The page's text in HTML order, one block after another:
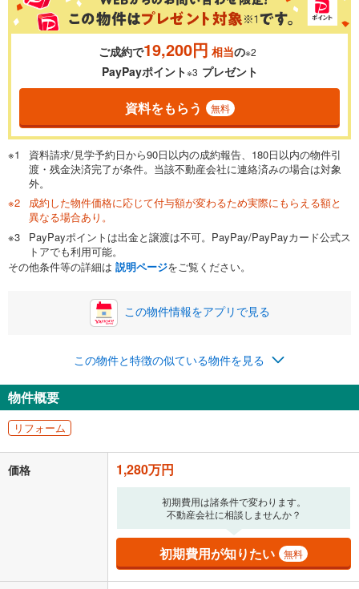
0.01%
一般的には最長35年まで借り入れ可能です。多くの金融機関
が完済時の年齢は80歳までを条件としています。
閉じる
頭金 万円
0万円 1,280万円
自己資金から住宅購入にかけられる金額を入力してくださ
0円
年2回払いを想定しています。毎月の返済額に加えて、ボー
ナス時の増額分（1回分）を入力してください。
ボーナス払いの限度額は金融機関によって異なります。
月々の返済額
上、ご自身での入力をお願いいたします。初期設定で自動入力されてい
る値は、実際の金融機関等における貸出金利とは何ら関係がなく、実際
の金融機関等における貸出金利を何ら保証するものではありません。返
済方法「元利均等返済」にて算出しております。入力された金利を35年
適用した場合の計算結果を表示しています。
ご成約で19,200円 相当の※2
PayPayポイント※3 プレゼント
資料をもらう 無料
資料請求/見学予約日から90日以内の成約報告、180日以内の物件引
渡・残金決済完了が条件。当該不動産会社に連絡済みの場合は対象
外。
成約した物件価格に応じて付与額が変わるため実際にもらえる額と
異なる場合あり。
PayPayポイントは出金と譲渡は不可。PayPay/PayPayカード公式ス
トアでも利用可能。
その他条件等の詳細は 説明ページをご覧ください。
この物件情報をアプリで見る
この物件と特徴の似ている物件を見る
物件概要
リフォーム
価格 1,280万円
初期費用は諸条件で変わります。
不動産会社に相談しませんか？
初期費用が知りたい 無料